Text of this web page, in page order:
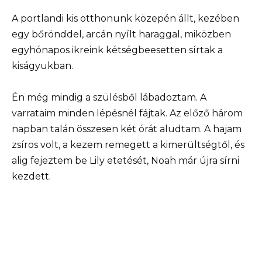
A portlandi kis otthonunk közepén állt, kezében
egy bőrönddel, arcán nyílt haraggal, miközben
egyhónapos ikreink kétségbeesetten sírtak a
kiságyukban.
Én még mindig a szülésből lábadoztam. A
varrataim minden lépésnél fájtak. Az előző három
napban talán összesen két órát aludtam. A hajam
zsíros volt, a kezem remegett a kimerültségtől, és
alig fejeztem be Lily etetését, Noah már újra sírni
kezdett.